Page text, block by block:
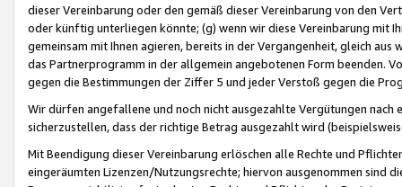
dieser Vereinbarung oder den gemäß dieser Vereinbarung von den
oder künftig unterliegen könnte; (g) wenn wir diese Vereinbarung mit
gemeinsam mit Ihnen agieren, bereits in der Vergangenheit, gleich
das Partnerprogramm in der allgemein angebotenen Form beenden.
gegen die Bestimmungen der Ziffer 5 und jeder Verstoß gegen die
Wir dürfen angefallene und noch nicht ausgezahlte Vergütungen
sicherzustellen, dass der richtige Betrag ausgezahlt wird
Mit Beendigung dieser Vereinbarung erlöschen alle Rechte und
eingeräumten Lizenzen/Nutzungsrechte; hiervon ausgenommen sind